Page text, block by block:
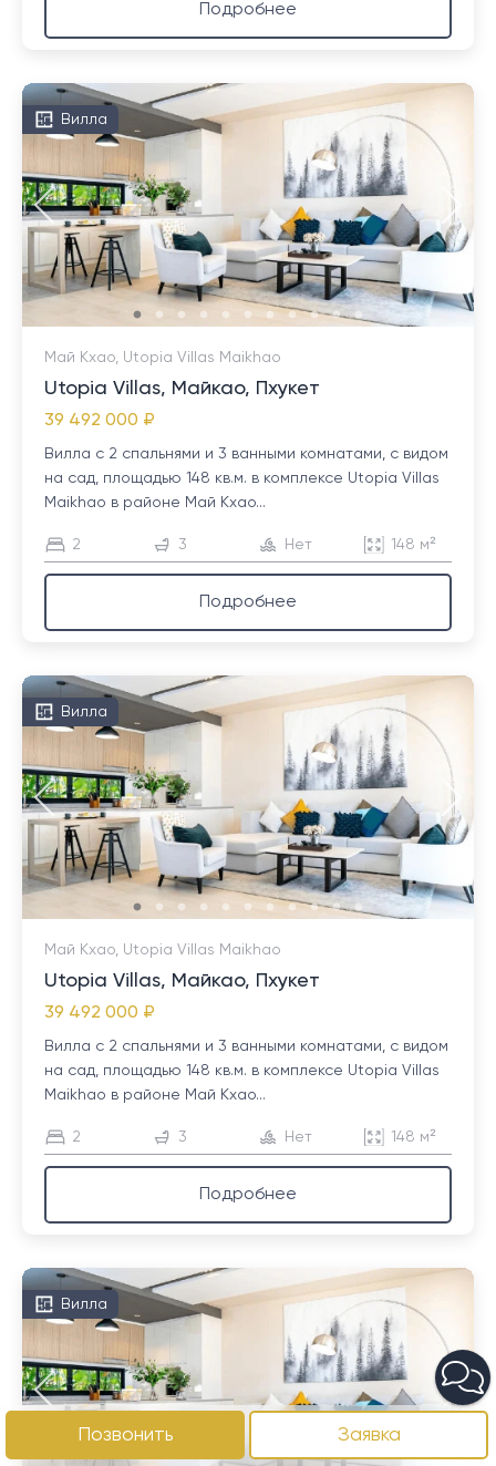
Подробнее
Вилла
Май Кхао, Utopia Villas Maikhao
Utopia Villas, Майкао, Пхукет
39 492 000 ₽
Вилла с 2 спальнями и 3 ванными комнатами, с видом
на сад, площадью 148 кв.м. в комплексе Utopia Villas
Maikhao в районе Май Кхао...
2 3 Нет 148 м²
Подробнее
Вилла
Май Кхао, Utopia Villas Maikhao
Utopia Villas, Майкао, Пхукет
39 492 000 ₽
Вилла с 2 спальнями и 3 ванными комнатами, с видом
на сад, площадью 148 кв.м. в комплексе Utopia Villas
Maikhao в районе Май Кхао...
2 3 Нет 148 м²
Подробнее
Вилла
Позвонить Заявка